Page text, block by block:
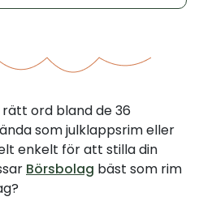
ord bland de 36
som julklappsrim eller
enkelt för att stilla din
Börsbolag bäst som rim